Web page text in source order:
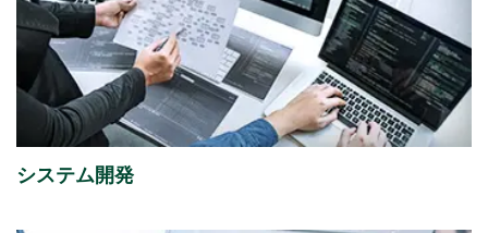
2026年08月06日 経営・財務
「さくらケーシーエス、ヴィッセル神戸オフィシャル
パートナーとして2026/27シーズンを応援」を掲載し
ました。
（4,123KB）
システム開発